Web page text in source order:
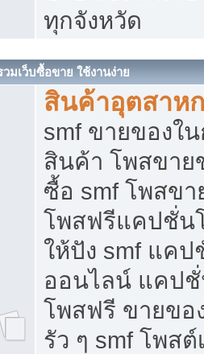
ทุกจังหวัด
วมเว็บซื้อขาย ใช้งานง่าย
สินค้าอุตสาห
smf ขายของใ
สินค้า โพสขาย
ซื้อ smf โพสข
โพสฟรีแคปชั่น
ให้ปัง smf แค
ออนไลน์ แคป
โพสฟรี ขายขอ
รัว ๆ smf โพส